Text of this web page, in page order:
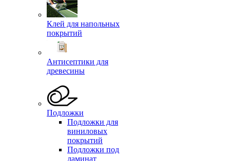
Клей для напольных
покрытий
Антисептики для
древесины
Подложки
Подложки для
виниловых
покрытий
Подложки под
ламинат